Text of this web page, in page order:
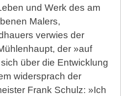
und Werk des am
Malers,
verwies der
der »auf
über die Entwicklung
widersprach der
Frank Schulz: »Ich